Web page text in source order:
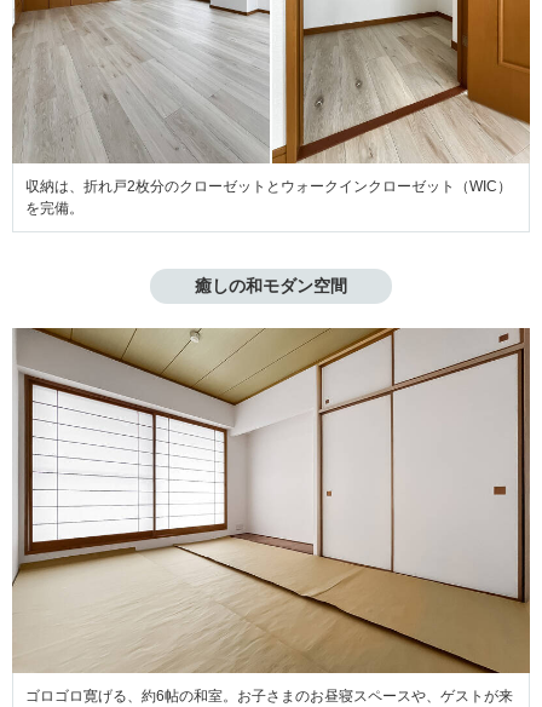
収納は、折れ戸2枚分のクローゼットとウォークインクローゼット（WIC）
を完備。
癒しの和モダン空間
ゴロゴロ寛げる、約6帖の和室。お子さまのお昼寝スペースや、ゲストが来